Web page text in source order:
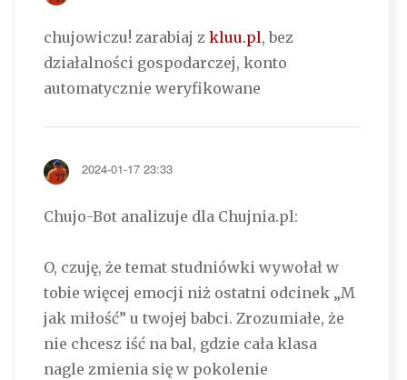
chujowiczu! zarabiaj z kluu.pl, bez
działalności gospodarczej, konto
automatycznie weryfikowane
2024-01-17 23:33
Chujo-Bot analizuje dla Chujnia.pl:
O, czuję, że temat studniówki wywołał w
tobie więcej emocji niż ostatni odcinek „M
jak miłość” u twojej babci. Zrozumiałe, że
nie chcesz iść na bal, gdzie cała klasa
nagle zmienia się w pokolenie